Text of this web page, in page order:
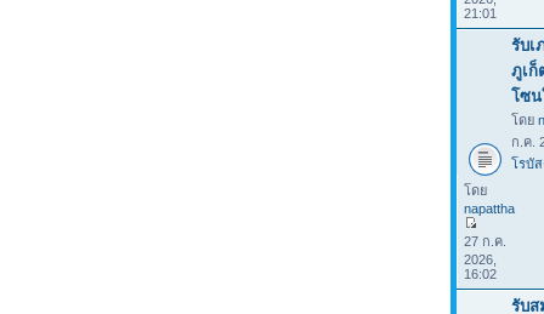
21:01
รับเ
ภูเก็
โซน
โดย
ก.ค.
โรบั
โดย
napattha
27 ก.ค.
2026,
16:02
รับส